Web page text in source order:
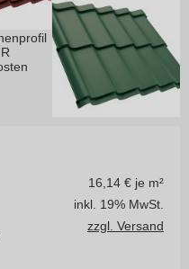
16,14 € je m²
inkl. 19% MwSt.
zzgl. Versand